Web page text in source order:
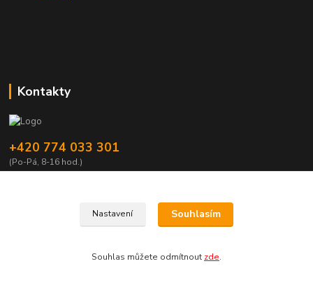
Kontakty
+420 774 033 301
(Po-Pá, 8-16 hod.)
Nastavení Souhlasím
Souhlas můžete odmítnout zde.